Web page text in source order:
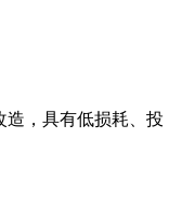
造，具有低损耗、投